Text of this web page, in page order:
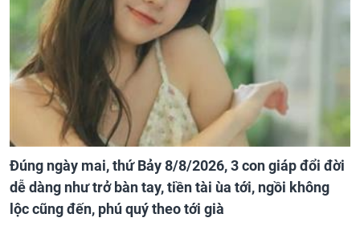
Đúng ngày mai, thứ Bảy 8/8/2026, 3 con giáp đổi đời
dễ dàng như trở bàn tay, tiền tài ùa tới, ngồi không
lộc cũng đến, phú quý theo tới già